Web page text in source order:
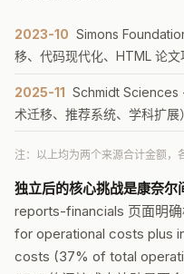
2023-10 Simons
移、代码现代化、HTML 论文
2025-11 Schmidt Sciences
术迁移、推荐系统、学科扩展）
注：以上均为两个来源合计金额，
独立后的核心挑战是康奈尔
reports-financials 页面明
for operational costs plus
costs (37% of total